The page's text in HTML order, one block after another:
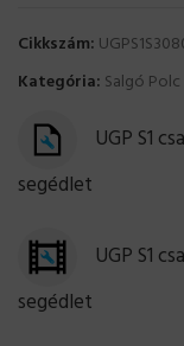
Cikkszám:
Kategória: Salgó Polc
UGP S1
segédlet
UGP S1
segédlet